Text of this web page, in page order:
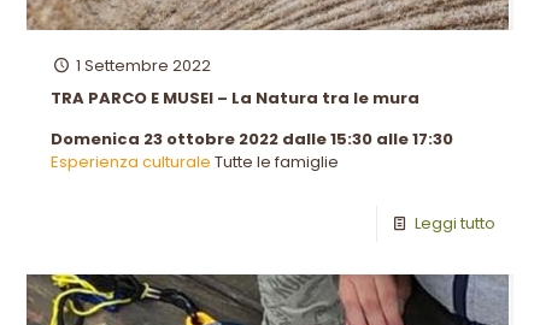
1 Settembre 2022
TRA PARCO E MUSEI – La Natura tra le mura
Domenica 23 ottobre 2022 dalle 15:30 alle 17:30
Esperienza culturale Tutte le famiglie
Leggi tutto